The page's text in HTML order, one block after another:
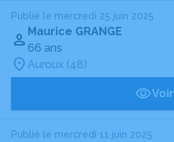
Publié le mercredi 25 juin 2025
Maurice GRANGE
66 ans
Auroux (48)
Voir
Publié le mercredi 11 juin 2025